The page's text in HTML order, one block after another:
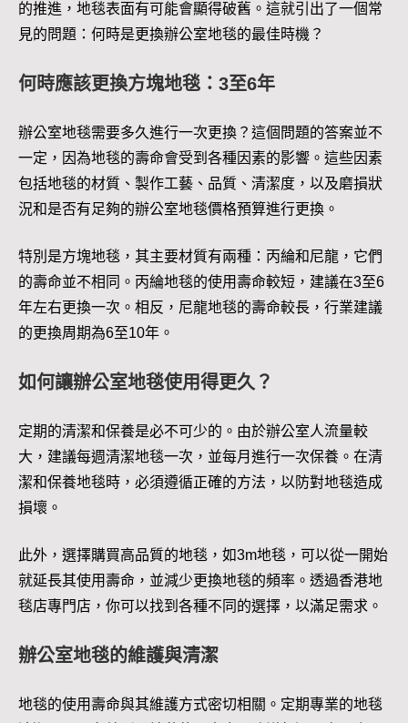
的推進，地毯表面有可能會顯得破舊。這就引出了一個常
見的問題：何時是更換辦公室地毯的最佳時機？
何時應該更換方塊地毯：3至6年
辦公室地毯需要多久進行一次更換？這個問題的答案並不
一定，因為地毯的壽命會受到各種因素的影響。這些因素
包括地毯的材質、製作工藝、品質、清潔度，以及磨損狀
況和是否有足夠的辦公室地毯價格預算進行更換。
特別是方塊地毯，其主要材質有兩種：丙綸和尼龍，它們
的壽命並不相同。丙綸地毯的使用壽命較短，建議在3至6
年左右更換一次。相反，尼龍地毯的壽命較長，行業建議
的更換周期為6至10年。
如何讓辦公室地毯使用得更久？
定期的清潔和保養是必不可少的。由於辦公室人流量較
大，建議每週清潔地毯一次，並每月進行一次保養。在清
潔和保養地毯時，必須遵循正確的方法，以防對地毯造成
損壞。
此外，選擇購買高品質的地毯，如3m地毯，可以從一開始
就延長其使用壽命，並減少更換地毯的頻率。透過香港地
毯店專門店，你可以找到各種不同的選擇，以滿足需求。
辦公室地毯的維護與清潔
地毯的使用壽命與其維護方式密切相關。定期專業的地毯